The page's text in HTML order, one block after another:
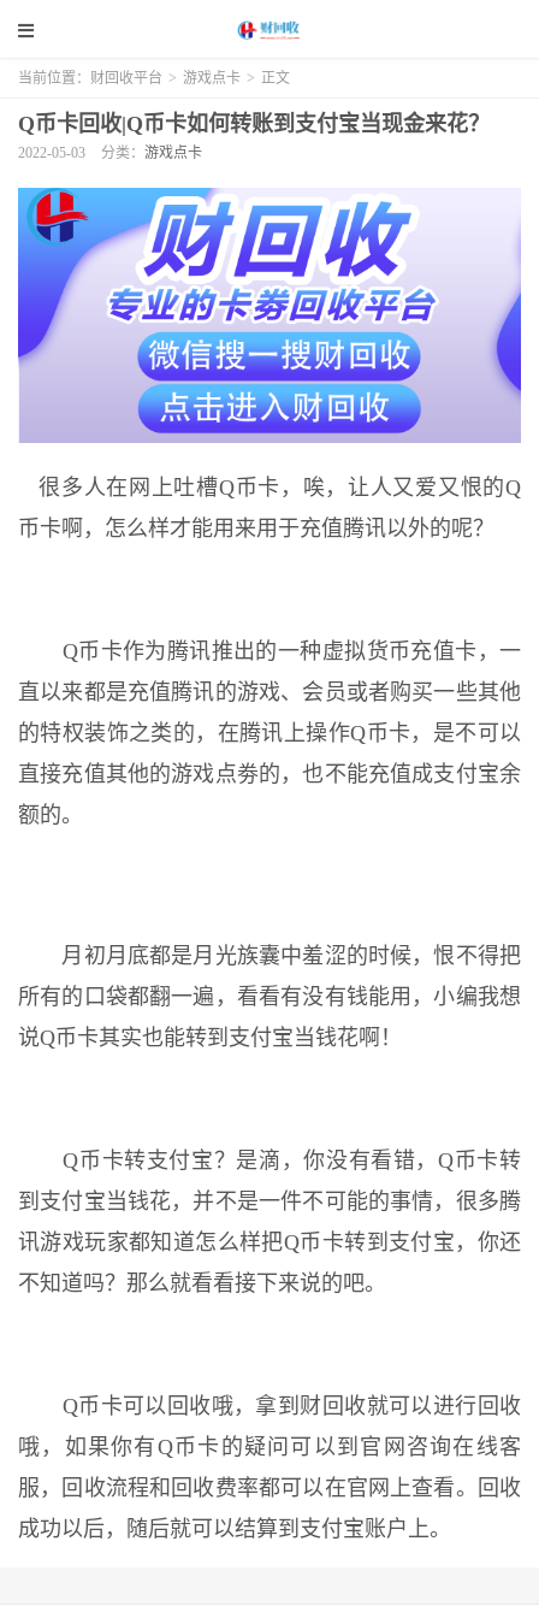
当前位置： 财回收平台 > 游戏点卡 > 正文
Q币卡回收|Q币卡如何转账到支付宝当现金来花？
2022-05-03 分类： 游戏点卡
很多人在网上吐槽Q币卡，唉，让人又爱又恨的Q
币卡啊，怎么样才能用来用于充值腾讯以外的呢？
Q币卡作为腾讯推出的一种虚拟货币充值卡，一
直以来都是充值腾讯的游戏、会员或者购买一些其他
的特权装饰之类的，在腾讯上操作Q币卡，是不可以
直接充值其他的游戏点劵的，也不能充值成支付宝余
额的。
月初月底都是月光族囊中羞涩的时候，恨不得把
所有的口袋都翻一遍，看看有没有钱能用，小编我想
说Q币卡其实也能转到支付宝当钱花啊！
Q币卡转支付宝？是滴，你没有看错，Q币卡转
到支付宝当钱花，并不是一件不可能的事情，很多腾
讯游戏玩家都知道怎么样把Q币卡转到支付宝，你还
不知道吗？那么就看看接下来说的吧。
Q币卡可以回收哦，拿到财回收就可以进行回收
哦，如果你有Q币卡的疑问可以到官网咨询在线客
服，回收流程和回收费率都可以在官网上查看。回收
成功以后，随后就可以结算到支付宝账户上。